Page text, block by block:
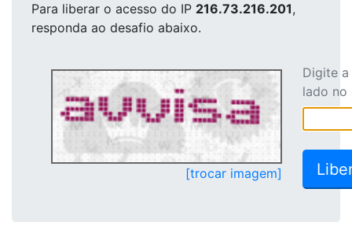
Para liberar o acesso do IP 216.73.216.201,
responda ao desafio abaixo.
[trocar imagem]
Digite
lado no